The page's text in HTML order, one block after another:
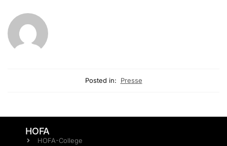
Posted in: Presse
HOFA
HOFA-College